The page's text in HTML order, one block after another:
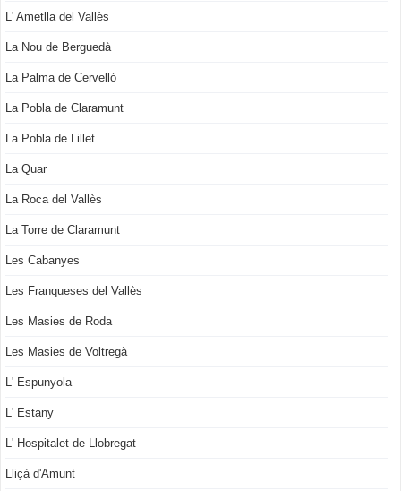
L' Ametlla del Vallès
La Nou de Berguedà
La Palma de Cervelló
La Pobla de Claramunt
La Pobla de Lillet
La Quar
La Roca del Vallès
La Torre de Claramunt
Les Cabanyes
Les Franqueses del Vallès
Les Masies de Roda
Les Masies de Voltregà
L' Espunyola
L' Estany
L' Hospitalet de Llobregat
Lliçà d'Amunt